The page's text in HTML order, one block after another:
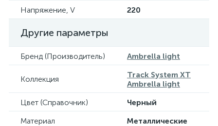
Напряжение, V
220
Другие параметры
Бренд (Производитель) Ambrella light
Коллекция
Track System XT
Ambrella light
Цвет (Справочник)
Черный
Материал
Металлические